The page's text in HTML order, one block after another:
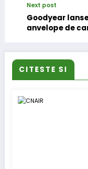
Next post
Goodyear
anvelope de
CITESTE SI